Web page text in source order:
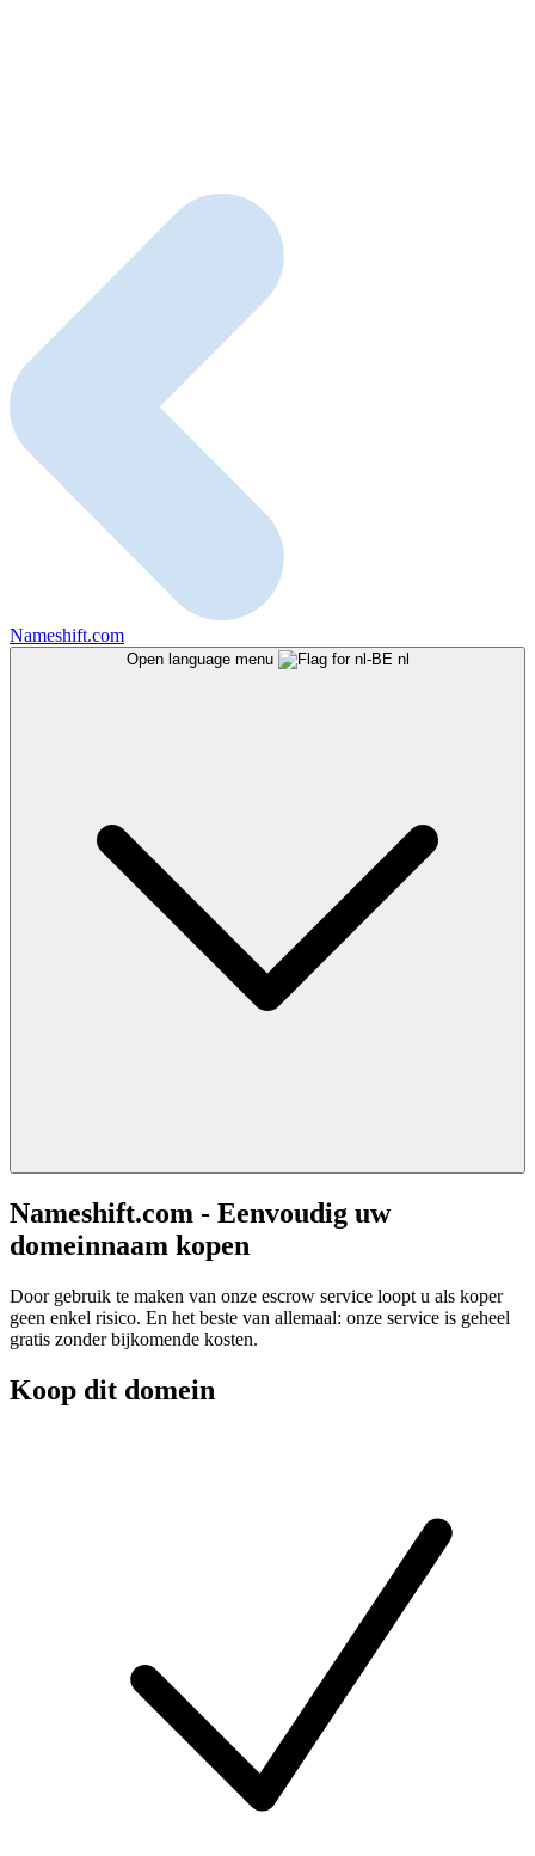
Nameshift.com
Open language menu nl
Nameshift.com - Eenvoudig uw
domeinnaam kopen
Door gebruik te maken van onze escrow service loopt u als koper
geen enkel risico. En het beste van allemaal: onze service is geheel
gratis zonder bijkomende kosten.
Koop dit domein